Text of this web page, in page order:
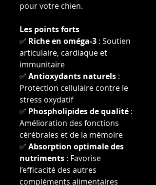
pour votre chien.
Les points forts
✅ Riche en oméga-3 : Soutien
articulaire, cardiaque et
immunitaire
✅ Antioxydants naturels :
Protection cellulaire contre le
stress oxydatif
✅ Phospholipides de qualité :
Amélioration des fonctions
cérébrales et de la mémoire
✅ Absorption optimale des
nutriments : Favorise
l’efficacité des autres
compléments alimentaires